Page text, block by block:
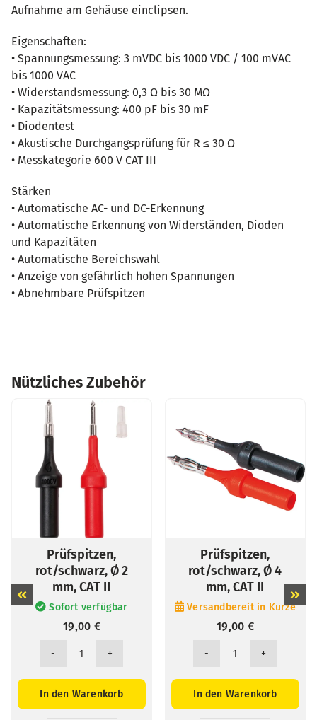
Aufnahme am Gehäuse einclipsen.
Eigenschaften:
• Spannungsmessung: 3 mVDC bis 1000 VDC / 100 mVAC
bis 1000 VAC
• Widerstandsmessung: 0,3 Ω bis 30 MΩ
• Kapazitätsmessung: 400 pF bis 30 mF
• Diodentest
• Akustische Durchgangsprüfung für R ≤ 30 Ω
• Messkategorie 600 V CAT III
Stärken
• Automatische AC- und DC-Erkennung
• Automatische Erkennung von Widerständen, Dioden
und Kapazitäten
• Automatische Bereichswahl
• Anzeige von gefährlich hohen Spannungen
• Abnehmbare Prüfspitzen
Nützliches Zubehör
Klettbänder (5
Stück)
Versandbereit in Kürze
12,45 €
Klettbänder
Stück)
Menge
In den Warenkorb
Transporttasche 120
x 200 x 60mm
Sofort verfügbar
40,00€
Transporttasche
x
200
x
In den Warenkorb